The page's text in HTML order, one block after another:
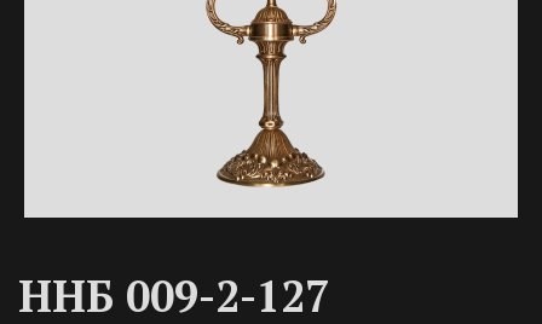
ННБ 009-2-127